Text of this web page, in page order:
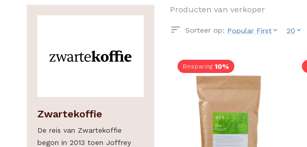
Producten van verkoper
Sorteer op: Popular First 20
Besparing 10%
Zwartekoffie
De reis van Zwartekoffie
begon in 2013 toen Joffrey